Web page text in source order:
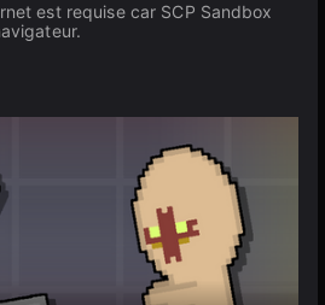
est requise car SCP Sandbox